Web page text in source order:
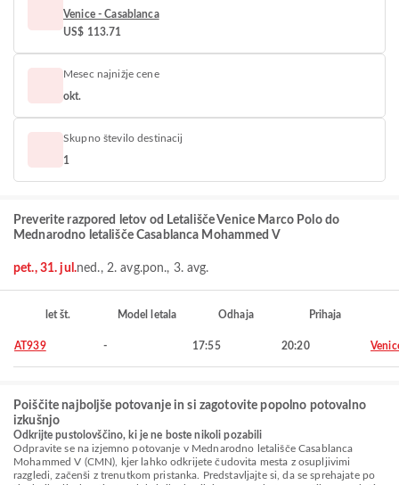
Venice - Casablanca
US$ 113.71
Mesec najnižje cene
okt.
Skupno število destinacij
1
Preverite razpored letov od Letališče Venice Marco Polo do
Mednarodno letališče Casablanca Mohammed V
pet., 31. jul.ned., 2. avg.pon., 3. avg.
let št. Model letala Odhaja Prihaja
AT939 - 17:55 20:20
Poiščite najboljše potovanje in si zagotovite popolno potovalno
izkušnjo
Odkrijte pustolovščino, ki je ne boste nikoli pozabili
Odpravite se na izjemno potovanje v Mednarodno letališče Casablanca
Mohammed V (CMN), kjer lahko odkrijete čudovita mesta z osupljivimi
razgledi, začenši z trenutkom pristanka. Predstavljajte si, da se sprehajate po